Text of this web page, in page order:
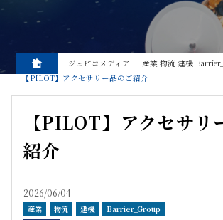
ジェピコメディア 産業 物流 建機
【PILOT】アクセサリー品のご紹介
【PILOT】アクセサリ
紹介
2026/06/04
産業 物流 建機
Barrier_Group